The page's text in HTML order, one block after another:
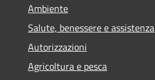
Ambiente
Salute, benessere e assistenza
Autorizzazioni
Agricoltura e pesca